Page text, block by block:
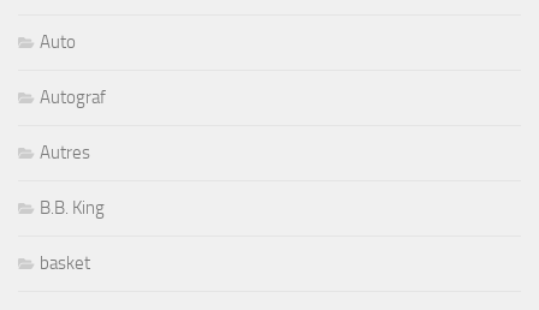
Auto
Autograf
Autres
B.B. King
basket